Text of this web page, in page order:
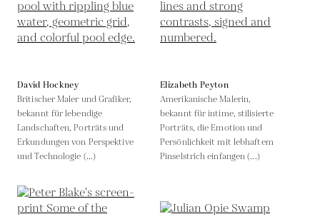
David Hockney
Britischer Maler und Grafiker,
bekannt für lebendige
Landschaften, Porträts und
Erkundungen von Perspektive
und Technologie (...)
Elizabeth Peyton
Amerikanische Malerin,
bekannt für intime, stilisierte
Porträts, die Emotion und
Persönlichkeit mit lebhaftem
Pinselstrich einfangen (...)